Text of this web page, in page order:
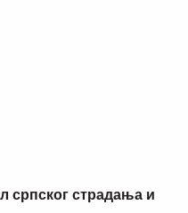
српског страдања и